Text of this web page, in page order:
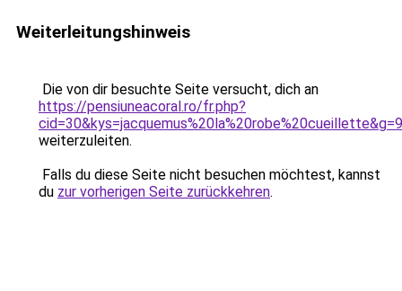
Weiterleitungshinweis
Die von dir besuchte Seite versucht, dich an
https://pensiuneacoral.ro/fr.php?
cid=30&kys=jacquemus%20la%20robe%20cueillette&g=9
weiterzuleiten.
Falls du diese Seite nicht besuchen möchtest, kannst
du zur vorherigen Seite zurückkehren.